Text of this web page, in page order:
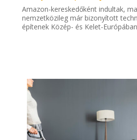
Amazon-kereskedőként indultak,
nemzetközileg már bizonyított
építenek Közép- és Kelet-